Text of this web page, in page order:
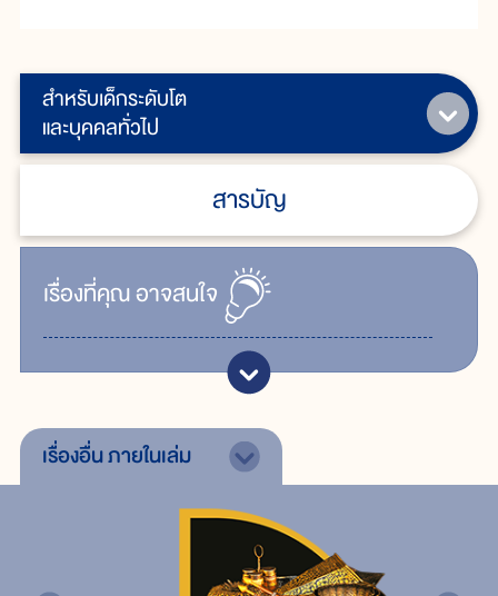
สำหรับเด็กระดับโต
และบุคคลทั่วไป
สารบัญ
เรื่ิองที่คุณอาจสนใจ
เรื่องอื่นภายในเล่ม